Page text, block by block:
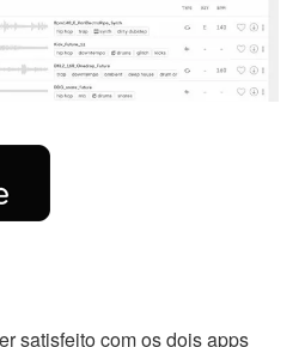
satisfeito com os dois apps